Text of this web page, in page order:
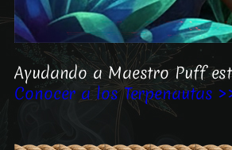
Ayudando a Maestro Puff
Conocer a los Terpenautas